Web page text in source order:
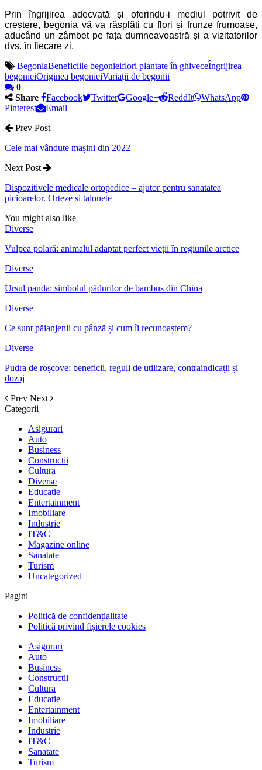
Prin îngrijirea adecvată și oferindu-i mediul potrivit de
creștere, begonia vă va răsplăti cu flori și frunze frumoase,
aducând un zâmbet pe fața dumneavoastră și a vizitatorilor
dvs. în fiecare zi.
BegoniaBeneficiile begonieiflori plantate în ghiveceÎngrijirea
begonieiOriginea begonieiVariații de begonii
0
Share
Facebook Twitter Google+ ReddIt
WhatsApp
Pinterest
Email
Prev Post
Cele mai vândute mașini din 2022
Next Post
Dispozitivele medicale ortopedice – ajutor pentru sanatatea
picioarelor. Orteze si talonete
You might also like
Diverse
Vulpea polară: animalul adaptat perfect vieții în regiunile arctice
Diverse
Ursul panda: simbolul pădurilor de bambus din China
Diverse
Ce sunt păianjenii cu pânză și cum îi recunoaștem?
Diverse
Pudra de roșcove: beneficii, reguli de utilizare, contraindicații și
dozaj
Prev Next
Categorii
Asigurari
Auto
Business
Constructii
Cultura
Diverse
Educatie
Entertainment
Imobiliare
Industrie
IT&C
Magazine online
Sanatate
Turism
Uncategorized
Pagini
Politică de confidențialitate
Politică privind fișierele cookies
Asigurari
Auto
Business
Constructii
Cultura
Educatie
Entertainment
Imobiliare
Industrie
IT&C
Sanatate
Turism